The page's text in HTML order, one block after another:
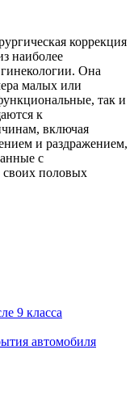
коррекция
наиболее
Она
малых или
так и
к
включая
и раздражением,
с
половых
9 класса
автомобиля